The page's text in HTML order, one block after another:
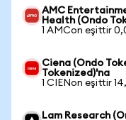
AMC
Health (Ondo
1 AMCon eşittir
Ciena (Ondo
Tokenized)'na
1 CIENon eşittir
Lam Research